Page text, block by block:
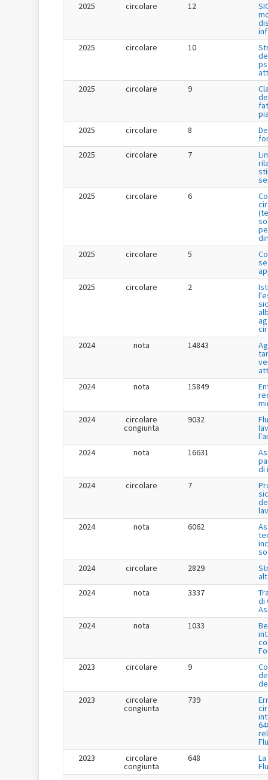
2025
circolare 12
2025
circolare 10
2025
circolare 9
2025
circolare 8
2025
circolare 7
2025
circolare 6
2025
circolare 5
2025
circolare 2
2024
nota 14843
2024
nota 15849
2024
circolare
congiunta
9032
2024
nota 16631
di
2024
circolare 7
2024
nota 6062
2024
circolare 2829
2024
nota 3337
di
2024
nota 1033
2023
circolare 9
2023
circolare
congiunta
739
2023
circolare
congiunta
648